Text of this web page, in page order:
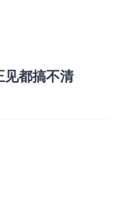
都搞不清